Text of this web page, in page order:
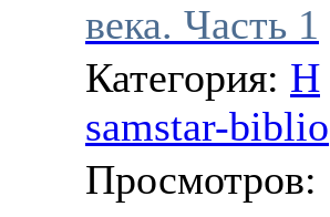
века. Часть 1
Категория: Н
samstar-biblio
Просмотров: